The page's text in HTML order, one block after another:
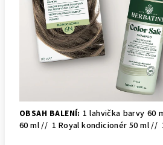
OBSAH BALENÍ: 1 lahvička barvy 60
60 ml // 1 Royal kondicionér 50 ml //